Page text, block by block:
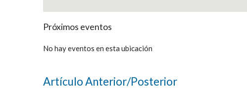
Próximos eventos
No hay eventos en esta ubicación
Artículo Anterior/Posterior